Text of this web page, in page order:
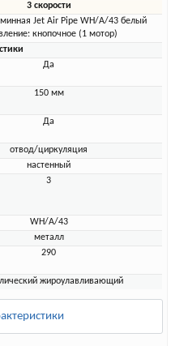
3 скорости
Jet Air Pipe WH/A/43 белый
кнопочное (1 мотор)
Да
150 мм
Да
отвод/циркуляция
настенный
3
WH/A/43
металл
290
жироулавливающий